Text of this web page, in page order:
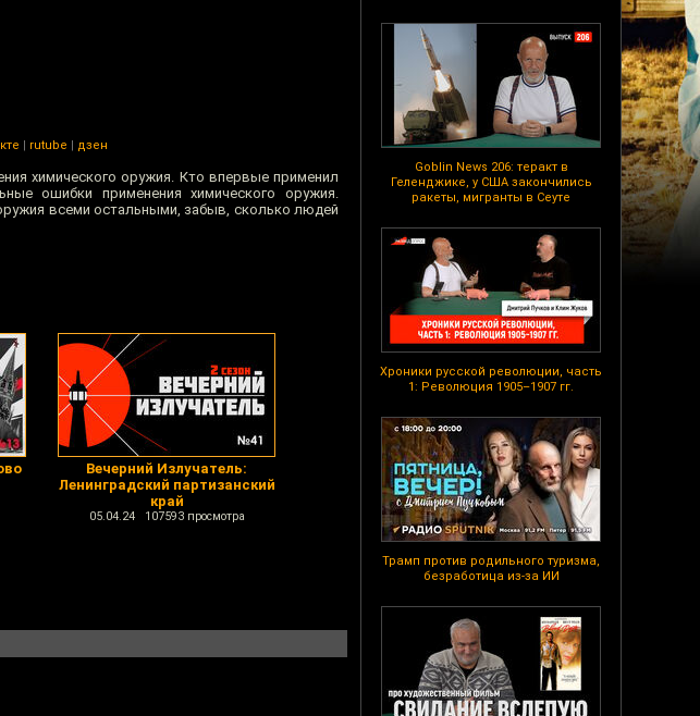
Goblin News 206: теракт в
Геленджике, у США закончились
ракеты, мигранты в Сеуте
Хроники русской революции, часть
1: Революция 1905–1907 гг.
Трамп против родильного туризма,
безработица из-за ИИ
| rutube | дзен
химического оружия. Кто впервые применил
ошибки применения химического оружия.
всеми остальными, забыв, сколько людей
Вечерний Излучатель:
Ленинградский партизанский
край
05.04.24 107593 просмотра